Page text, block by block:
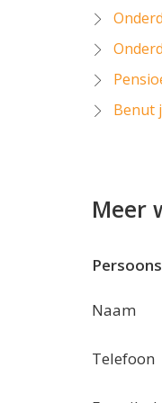
Benut
Meer
Naam
Telefoon